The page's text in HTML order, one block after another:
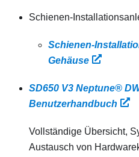
Schienen-
Schienen-
Gehäuse
SD650 V3 Neptune®
Benutzerhandbuch
Vollständige Übersicht,
Austausch von